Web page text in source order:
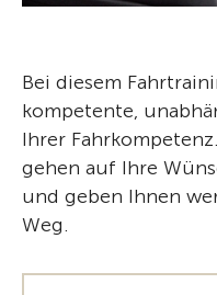
Bei diesem
kompetente,
Ihrer
gehen auf Ihre
und geben Ihnen
Weg.